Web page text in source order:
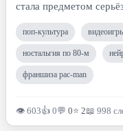
стала предметом
поп-культура
ностальгия по 80-м
франшиза pac-man
👁 603👍 0💬 0⭐ 2📖 998